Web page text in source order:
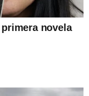
novela